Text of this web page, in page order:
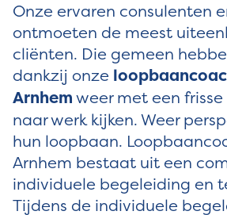
Onze ervaren consulenten
ontmoeten de meest
cliënten. Die gemeen
dankzij onze
Arnhem weer met een
naar werk kijken. Weer
hun loopbaan.
Arnhem bestaat uit een
individuele begeleiding en
Tijdens de individuele